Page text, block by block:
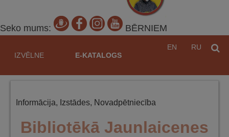
Seko mums:
BĒRNIEM
IZVĒLNE E-KATALOGS
EN RU
Informācija, Izstādes, Novadpētniecība
Bibliotēkā Jaunlaicenes